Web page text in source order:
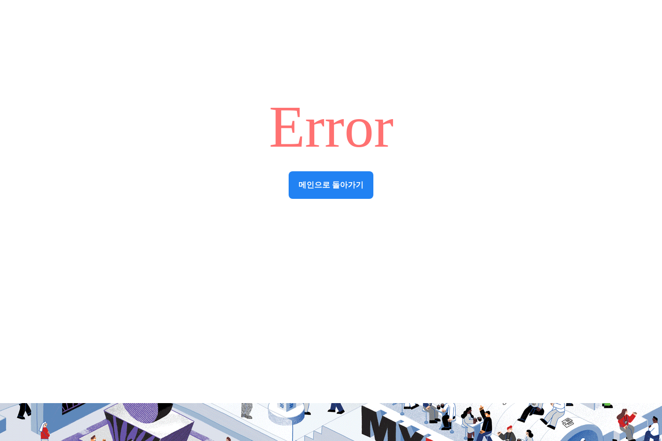
Error
메인으로 돌아가기